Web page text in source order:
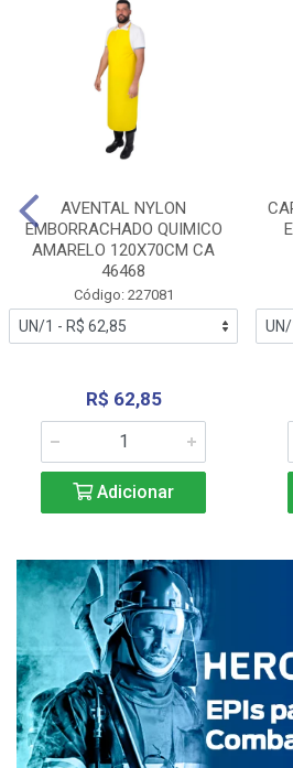
AVENTAL NYLON
EMBORRACHADO QUIMICO
AMARELO 120X70CM CA
46468
Código: 227081
R$ 62,85
Adicionar